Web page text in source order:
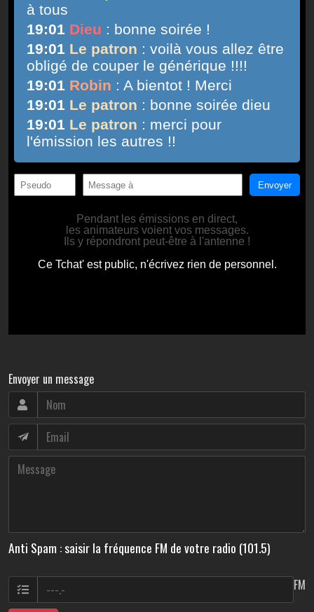
Envoyer un message
Anti Spam : saisir la fréquence FM de votre radio (101.5)
FM